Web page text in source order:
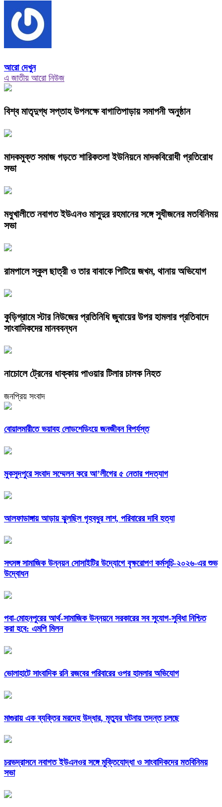
আরো দেখুন
এ জাতীয় আরো নিউজ
বিশ্ব মাতৃদুগ্ধ সপ্তাহ উপলক্ষে বাগাতিপাড়ায় সমাপনী অনুষ্ঠান
মাদকমুক্ত সমাজ গড়তে শারিকতলা ইউনিয়নে মাদকবিরোধী প্রতিরোধ
সভা
মধুখালীতে নবাগত ইউএনও মাসুদুর রহমানের সঙ্গে সুধীজনের মতবিনিময়
সভা
রামপালে স্কুল ছাত্রী ও তার বাবাকে পিটিয়ে জখম, থানায় অভিযোগ
কুড়িগ্রামে স্টার নিউজের প্রতিনিধি জুবায়ের উপর হামলার প্রতিবাদে
সাংবাদিকদের মানববন্ধন
নাচোলে ট্রেনের ধাক্কায় পাওয়ার টিলার চালক নিহত
জনপ্রিয় সংবাদ
বোয়ালমারীতে ভয়াবহ লোডশেডিংয়ে জনজীবন বিপর্যস্ত
মুকসুদপুরে সংবাদ সম্মেলন করে আ’লীগের ৫ নেতার পদত্যাগ
আলফাডাঙ্গায় আড়ায় ঝুলছিল গৃহবধুর লাশ, পরিবারের দাবি হত্যা
সৎসঙ্গ সামাজিক উন্নয়ন সোসাইটির উদ্যোগে বৃক্ষরোপণ কর্মসূচি-২০২৬-এর শুভ
উদ্বোধন
পবা-মোহনপুরের আর্থ-সামাজিক উন্নয়নে সরকারের সব সুযোগ-সুবিধা নিশ্চিত
করা হবে: এমপি মিলন
ভোলাহাটে সাংবাদিক রনি রজবের পরিবারের ওপর হামলার অভিযোগ
মাগুরায় এক ব্যক্তির মরদেহ উদ্ধার, মৃত্যুর ঘটনায় তদন্ত চলছে
চরভদ্রাসনে নবাগত ইউএনওর সঙ্গে মুক্তিযোদ্ধা ও সাংবাদিকদের মতবিনিময়
সভা